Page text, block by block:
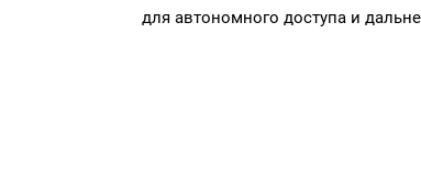
для автономного доступа и